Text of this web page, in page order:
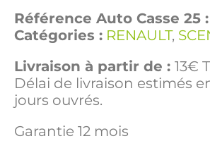
Référence Auto Casse 25 :
Catégories : RENAULT,
Livraison à partir de : 13€
Délai de livraison estimés
jours ouvrés.
Garantie 12 mois